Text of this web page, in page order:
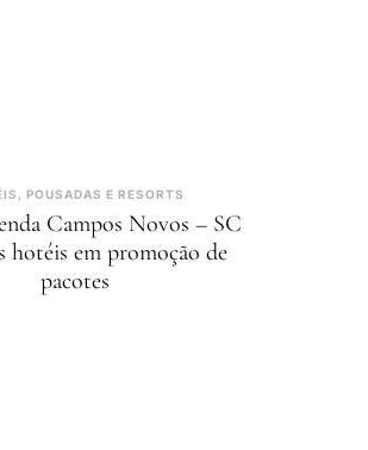
POUSADAS E RESORTS
Campos Novos – SC
hotéis em promoção de
pacotes